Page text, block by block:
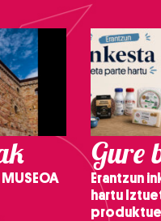
Gure
Erantzun
hartu